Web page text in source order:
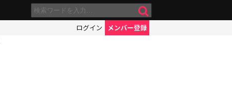
ログイン メンバー登録